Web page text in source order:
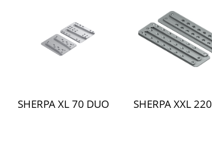
SHERPA XL 70 DUO SHERPA XXL 220